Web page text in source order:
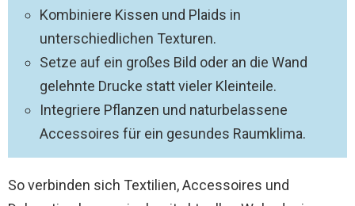
Kombiniere Kissen und Plaids in
unterschiedlichen Texturen.
Setze auf ein großes Bild oder an die Wand
gelehnte Drucke statt vieler Kleinteile.
Integriere Pflanzen und naturbelassene
Accessoires für ein gesundes Raumklima.
So verbinden sich Textilien, Accessoires und